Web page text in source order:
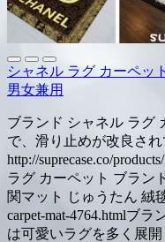
シャネル ラグ カーペッ
男女兼用
ブランド シャネル ラグ
で、滑り止めが改良さ
http://suprecase.co/
ラグ カーペット ブラン
関マット じゅうたん 絨毯
carpet-mat-4764.htmlブ
は可愛いラグを多く展